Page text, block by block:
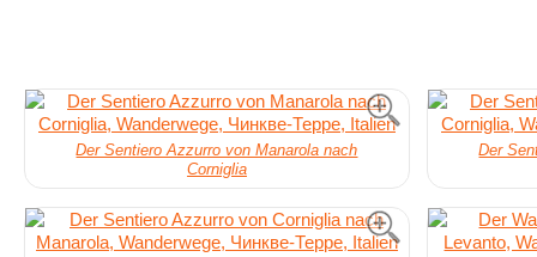
Der Sentiero Azzurro von Manarola nach
Corniglia
Der